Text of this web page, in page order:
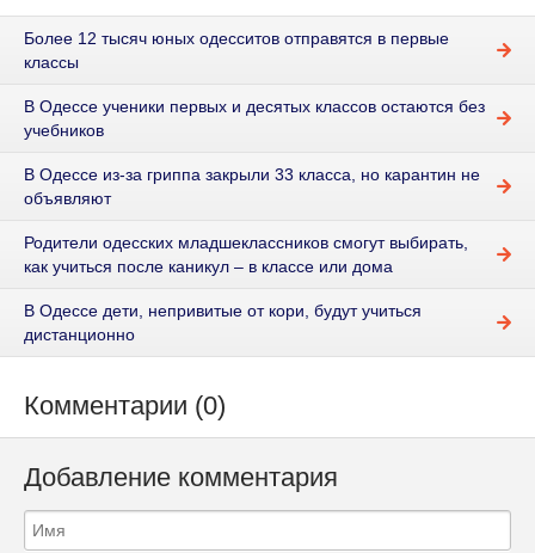
Более 12 тысяч юных одесситов отправятся в первые
классы
В Одессе ученики первых и десятых классов остаются без
учебников
В Одессе из-за гриппа закрыли 33 класса, но карантин не
объявляют
Родители одесских младшеклассников смогут выбирать,
как учиться после каникул – в классе или дома
В Одессе дети, непривитые от кори, будут учиться
дистанционно
Комментарии (0)
Добавление комментария